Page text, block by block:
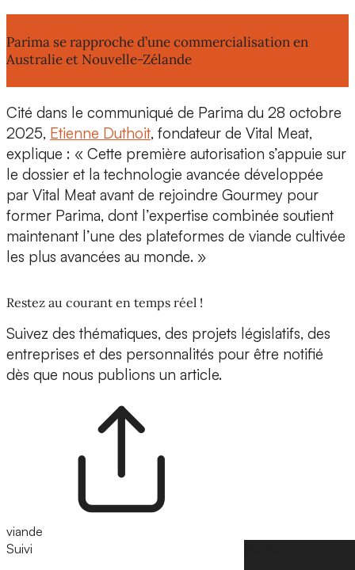
Parima se rapproche d’une commercialisation en
Australie et Nouvelle-Zélande
Cité dans le communiqué de Parima du 28 octobre
2025, Etienne Duthoit, fondateur de Vital Meat,
explique : « Cette première autorisation s’appuie sur
le dossier et la technologie avancée développée
par Vital Meat avant de rejoindre Gourmey pour
former Parima, dont l’expertise combinée soutient
maintenant l’une des plateformes de viande cultivée
les plus avancées au monde. »
Restez au courant en temps réel !
Suivez des thématiques, des projets législatifs, des
entreprises et des personnalités pour être notifié
dès que nous publions un article.
viande
Suivi